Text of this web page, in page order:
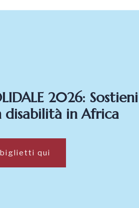
2026:
disabilità in Africa
qui